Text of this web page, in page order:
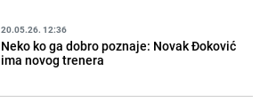
20.05.26. 12:36
Neko ko ga dobro poznaje: Novak Đoković
ima novog trenera